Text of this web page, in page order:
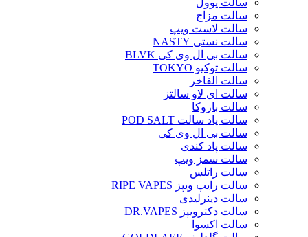
سالت مزاج
سالت لاست ویپ
سالت نستی NASTY
سالت بی ال وی کی BLVK
سالت توکیو TOKYO
سالت الفاخر
سالت ای لاو سالتز
سالت بازوکا
سالت پاد سالت POD SALT
سالت بی ال وی کی
سالت پاد کندی
سالت سمز ویپ
سالت راتلس
سالت رایپ ویپز RIPE VAPES
سالت دینرلیدی
سالت دکترویپز DR.VAPES
سالت اکسوا